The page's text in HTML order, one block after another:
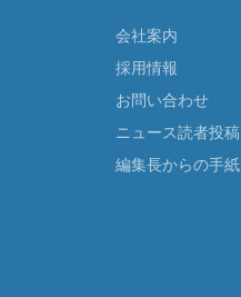
会社案内
採用情報
お問い合わせ
ニュース読者投稿
編集長からの手紙